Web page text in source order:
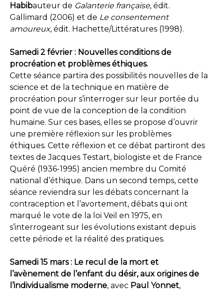
Habibauteur de Galanterie française, édit.
Gallimard (2006) et de Le consentement
amoureux, édit. Hachette/Littératures (1998).
Samedi 2 février : Nouvelles conditions de
procréation et problèmes éthiques.
Cette séance partira des possibilités nouvelles de la
science et de la technique en matière de
procréation pour s’interroger sur leur portée du
point de vue de la conception de la condition
humaine. Sur ces bases, elles se propose d’ouvrir
une première réflexion sur les problèmes
éthiques. Cette réflexion et ce débat partiront des
textes de Jacques Testart, biologiste et de France
Quéré (1936-1995) ancien membre du Comité
national d’éthique. Dans un second temps, cette
séance reviendra sur les débats concernant la
contraception et l’avortement, débats qui ont
marqué le vote de la loi Veil en 1975, en
s’interrogeant sur les évolutions existant depuis
cette période et la réalité des pratiques.
Samedi 15 mars : Le recul de la mort et
l’avènement de l’enfant du désir, aux origines de
l’individualisme moderne, avec Paul Yonnet,